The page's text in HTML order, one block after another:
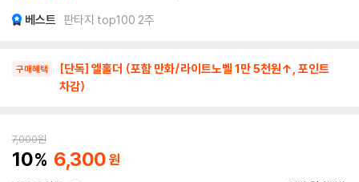
베스트 판타지 top100 2주
구매혜택
[단독] 엘홀더 (포함 만화/라이트노벨 1만 5천원↑, 포인트
차감)
7,000원
10 6,300